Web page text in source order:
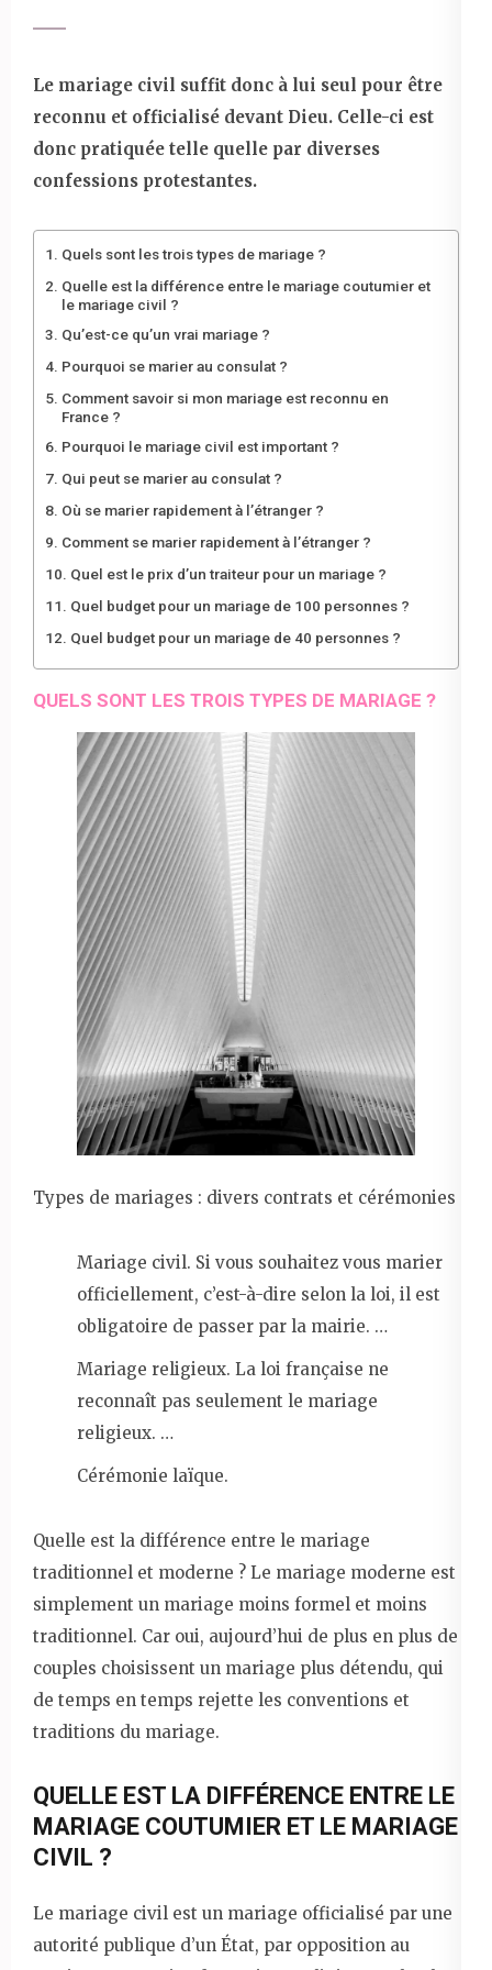
Le mariage civil suffit donc à lui seul pour être
reconnu et officialisé devant Dieu. Celle-ci est
donc pratiquée telle quelle par diverses
confessions protestantes.
Quels sont les trois types de mariage ?
Quelle est la différence entre le mariage coutumier et
le mariage civil ?
Qu’est-ce qu’un vrai mariage ?
Pourquoi se marier au consulat ?
Comment savoir si mon mariage est reconnu en
France ?
Pourquoi le mariage civil est important ?
Qui peut se marier au consulat ?
Où se marier rapidement à l’étranger ?
Comment se marier rapidement à l’étranger ?
Quel est le prix d’un traiteur pour un mariage ?
Quel budget pour un mariage de 100 personnes ?
Quel budget pour un mariage de 40 personnes ?
QUELS SONT LES TROIS TYPES DE MARIAGE ?
Types de mariages : divers contrats et cérémonies
Mariage civil. Si vous souhaitez vous marier
officiellement, c’est-à-dire selon la loi, il est
obligatoire de passer par la mairie. …
Mariage religieux. La loi française ne
reconnaît pas seulement le mariage
religieux. …
Cérémonie laïque.
Quelle est la différence entre le mariage
traditionnel et moderne ? Le mariage moderne est
simplement un mariage moins formel et moins
traditionnel. Car oui, aujourd’hui de plus en plus de
couples choisissent un mariage plus détendu, qui
de temps en temps rejette les conventions et
traditions du mariage.
QUELLE EST LA DIFFÉRENCE ENTRE LE
MARIAGE COUTUMIER ET LE MARIAGE
CIVIL ?
Le mariage civil est un mariage officialisé par une
autorité publique d’un État, par opposition au